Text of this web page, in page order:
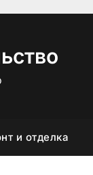
и отделка